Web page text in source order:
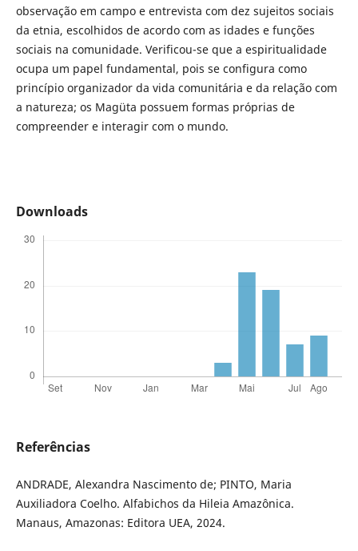
observação em campo e entrevista com dez sujeitos sociais
da etnia, escolhidos de acordo com as idades e funções
sociais na comunidade. Verificou-se que a espiritualidade
ocupa um papel fundamental, pois se configura como
princípio organizador da vida comunitária e da relação com
a natureza; os Magüta possuem formas próprias de
compreender e interagir com o mundo.
Downloads
Referências
ANDRADE, Alexandra Nascimento de; PINTO, Maria
Auxiliadora Coelho. Alfabichos da Hileia Amazônica.
Manaus, Amazonas: Editora UEA, 2024.